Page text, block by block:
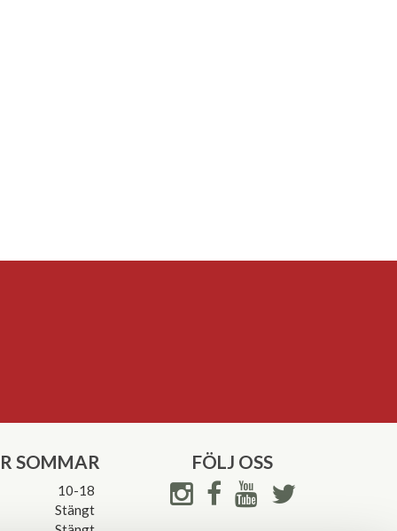
SOMMAR
10-18
Stängt
FÖLJ OSS